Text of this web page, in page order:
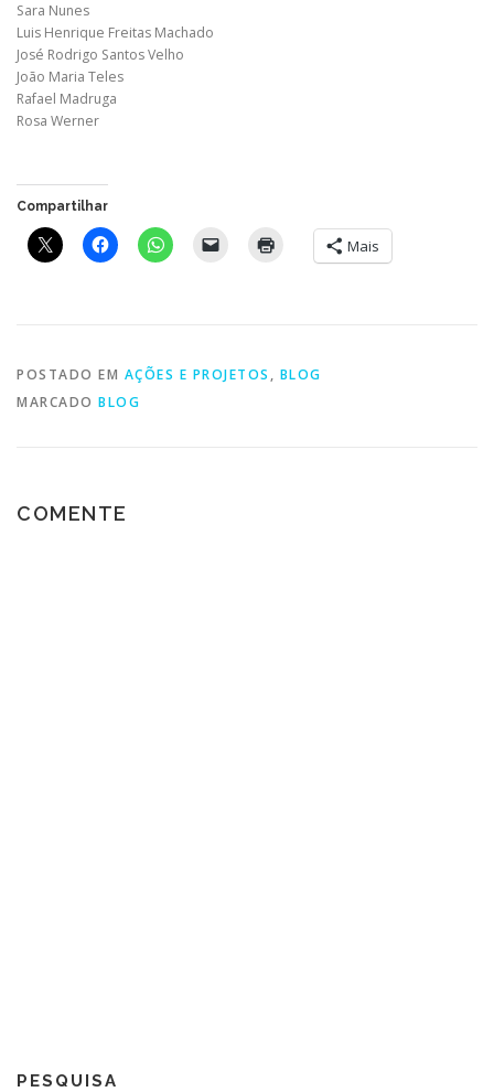
Sara Nunes
Luis Henrique Freitas Machado
José Rodrigo Santos Velho
João Maria Teles
Rafael Madruga
Rosa Werner
Compartilhar
Mais
POSTADO EM AÇÕES E PROJETOS , BLOG
MARCADO BLOG
COMENTE
PESQUISA